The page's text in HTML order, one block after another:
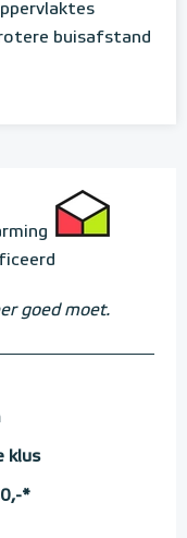
buisafstand
goed moet.
klus
*